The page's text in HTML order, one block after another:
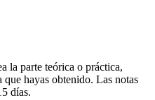
la parte teórica o práctica,
que hayas obtenido. Las notas
días.